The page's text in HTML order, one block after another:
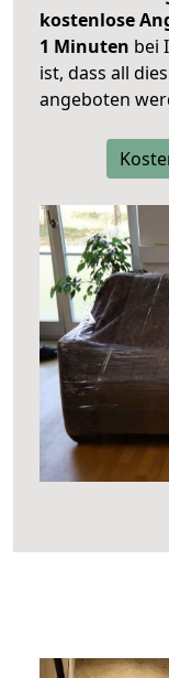
kostenlose
1 Minuten bei
ist, dass all
angeboten